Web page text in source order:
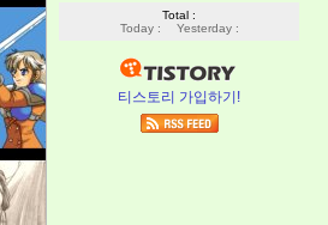
Total :
Today :
Yesterday :
티스토리 가입하기!